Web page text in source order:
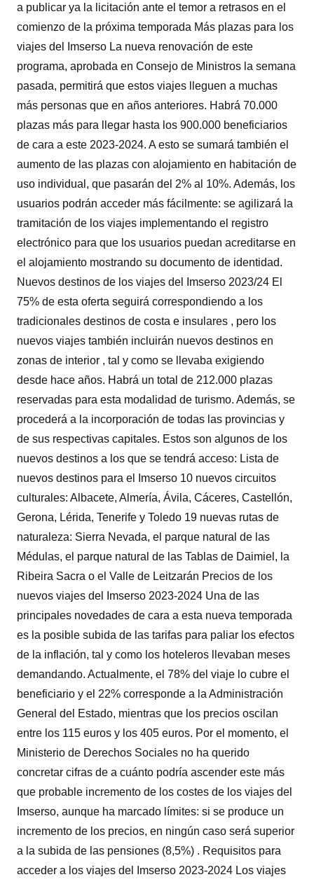
a publicar ya la licitación ante el temor a retrasos en el
comienzo de la próxima temporada Más plazas para los
viajes del Imserso La nueva renovación de este
programa, aprobada en Consejo de Ministros la semana
pasada, permitirá que estos viajes lleguen a muchas
más personas que en años anteriores. Habrá 70.000
plazas más para llegar hasta los 900.000 beneficiarios
de cara a este 2023-2024. A esto se sumará también el
aumento de las plazas con alojamiento en habitación de
uso individual, que pasarán del 2% al 10%. Además, los
usuarios podrán acceder más fácilmente: se agilizará la
tramitación de los viajes implementando el registro
electrónico para que los usuarios puedan acreditarse en
el alojamiento mostrando su documento de identidad.
Nuevos destinos de los viajes del Imserso 2023/24 El
75% de esta oferta seguirá correspondiendo a los
tradicionales destinos de costa e insulares , pero los
nuevos viajes también incluirán nuevos destinos en
zonas de interior , tal y como se llevaba exigiendo
desde hace años. Habrá un total de 212.000 plazas
reservadas para esta modalidad de turismo. Además, se
procederá a la incorporación de todas las provincias y
de sus respectivas capitales. Estos son algunos de los
nuevos destinos a los que se tendrá acceso: Lista de
nuevos destinos para el Imserso 10 nuevos circuitos
culturales: Albacete, Almería, Ávila, Cáceres, Castellón,
Gerona, Lérida, Tenerife y Toledo 19 nuevas rutas de
naturaleza: Sierra Nevada, el parque natural de las
Médulas, el parque natural de las Tablas de Daimiel, la
Ribeira Sacra o el Valle de Leitzarán Precios de los
nuevos viajes del Imserso 2023-2024 Una de las
principales novedades de cara a esta nueva temporada
es la posible subida de las tarifas para paliar los efectos
de la inflación, tal y como los hoteleros llevaban meses
demandando. Actualmente, el 78% del viaje lo cubre el
beneficiario y el 22% corresponde a la Administración
General del Estado, mientras que los precios oscilan
entre los 115 euros y los 405 euros. Por el momento, el
Ministerio de Derechos Sociales no ha querido
concretar cifras de a cuánto podría ascender este más
que probable incremento de los costes de los viajes del
Imserso, aunque ha marcado límites: si se produce un
incremento de los precios, en ningún caso será superior
a la subida de las pensiones (8,5%) . Requisitos para
acceder a los viajes del Imserso 2023-2024 Los viajes